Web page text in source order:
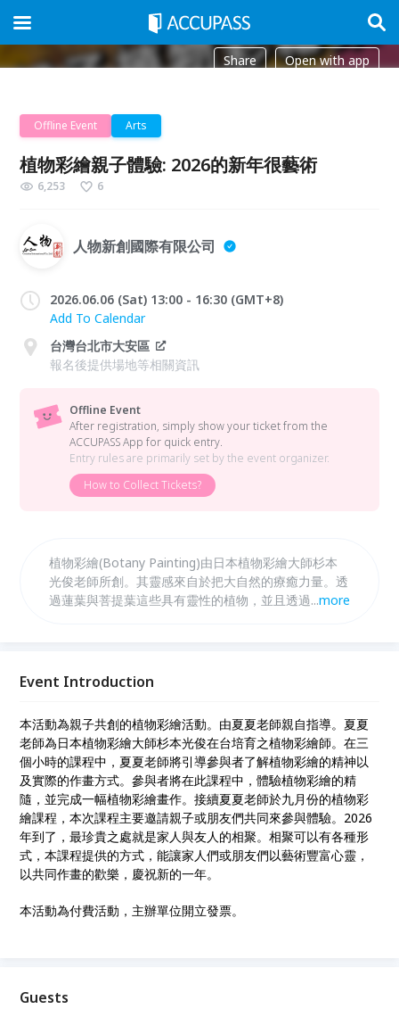
Share Open with app
Offline Event Arts
植物彩繪親子體驗: 2026的新年很藝術
6,253 6
人物新創國際有限公司
2026.06.06 (Sat) 13:00 - 16:30 (GMT+8)
Add To Calendar
台灣台北市大安區
報名後提供場地等相關資訊
Offline Event
After registration, simply show your ticket from the
ACCUPASS App for quick entry.
Entry rules are primarily set by the event organizer.
How to Collect Tickets?
植物彩繪(Botany Painting)由日本植物彩繪大師杉本
光俊老師所創。其靈感來自於把大自然的療癒力量。透
過蓮葉與菩提葉這些具有靈性的植物，並且透過作畫者
親子同樂的最佳新年禮物。歡迎想了解與體驗植物彩繪
...more
Event Introduction
本活動為親子共創的植物彩繪活動。由夏夏老師親自指導。夏夏
老師為日本植物彩繪大師杉本光俊在台培育之植物彩繪師。在三
個小時的課程中，夏夏老師將引導參與者了解植物彩繪的精神以
及實際的作畫方式。參與者將在此課程中，體驗植物彩繪的精
隨，並完成一幅植物彩繪畫作。接續夏夏老師於九月份的植物彩
繪課程，本次課程主要邀請親子或朋友們共同來參與體驗。2026
年到了，最珍貴之處就是家人與友人的相聚。相聚可以有各種形
式，本課程提供的方式，能讓家人們或朋友們以藝術豐富心靈，
以共同作畫的歡樂，慶祝新的一年。
本活動為付費活動，主辦單位開立發票。
Guests